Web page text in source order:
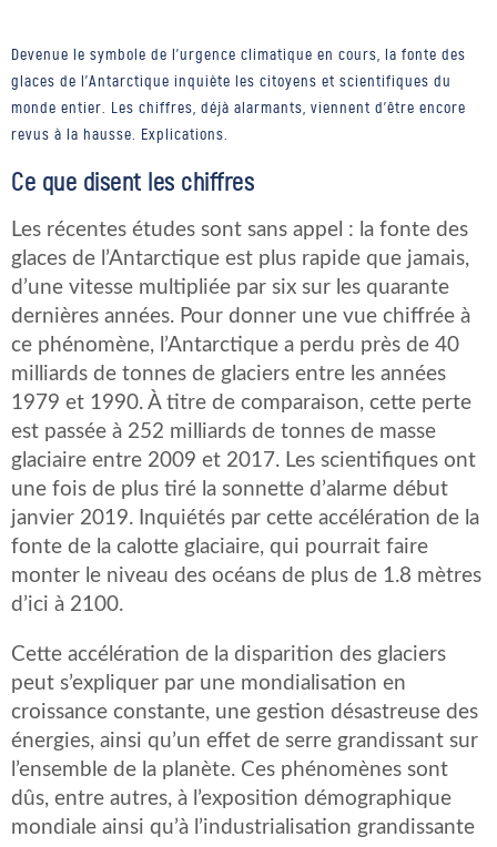
Devenue le symbole de l'urgence climatique en cours, la fonte des
glaces de l'Antarctique inquiète les citoyens et scientifiques du
monde entier. Les chiffres, déjà alarmants, viennent d'être encore
revus à la hausse. Explications.
Ce que disent les chiffres
Les récentes études sont sans appel : la fonte des
glaces de l’Antarctique est plus rapide que jamais,
d’une vitesse multipliée par six sur les quarante
dernières années. Pour donner une vue chiffrée à
ce phénomène, l’Antarctique a perdu près de 40
milliards de tonnes de glaciers entre les années
1979 et 1990. À titre de comparaison, cette perte
est passée à 252 milliards de tonnes de masse
glaciaire entre 2009 et 2017. Les scientifiques ont
une fois de plus tiré la sonnette d’alarme début
janvier 2019. Inquiétés par cette accélération de la
fonte de la calotte glaciaire, qui pourrait faire
monter le niveau des océans de plus de 1.8 mètres
d’ici à 2100.
Cette accélération de la disparition des glaciers
peut s’expliquer par une mondialisation en
croissance constante, une gestion désastreuse des
énergies, ainsi qu’un effet de serre grandissant sur
l’ensemble de la planète. Ces phénomènes sont
dûs, entre autres, à l’exposition démographique
mondiale ainsi qu’à l’industrialisation grandissante